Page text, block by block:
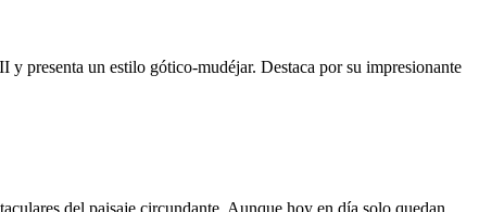
presenta un estilo gótico-mudéjar. Destaca por su impresionante
del paisaje circundante. Aunque hoy en día solo quedan